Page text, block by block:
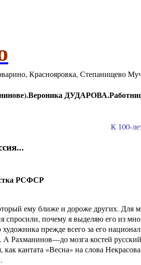
Краснояровка, Степанищево
К 100-
РСФСР
ему ближе и дороже других. Для
почему я выделяю его из
прежде всего за его
Рахманинов—до мозга костей
кантата «Весна» на слова